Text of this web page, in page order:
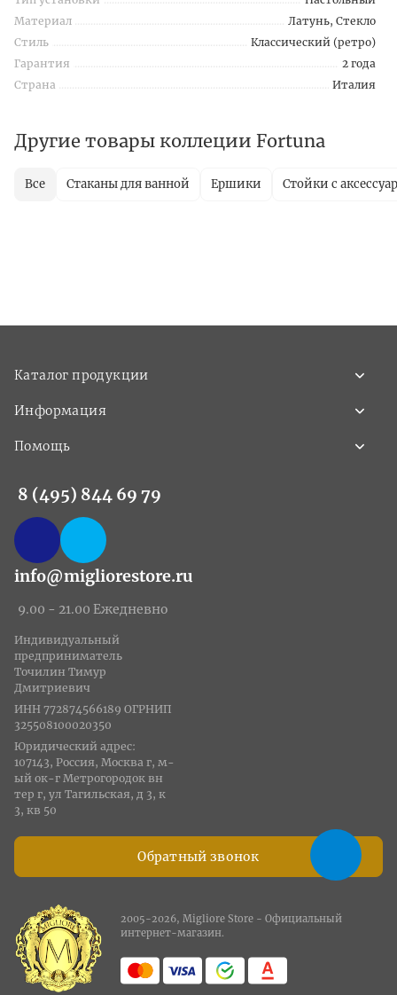
Материал
Латунь, Стекло
Стиль
Классический (ретро)
Гарантия
2 года
Страна
Италия
Другие товары коллеции Fortuna
Все Стаканы для ванной Ершики Стойки с
Каталог продукции
Информация
Помощь
8 (495) 844 69 79
info@migliorestore.ru
9.00 - 21.00 Ежедневно
Обратный звонок
Индивидуальный
предприниматель
Точилин Тимур
Дмитриевич
ИНН 772874566189 ОГРНИП
325508100020350
Юридический адрес:
107143, Россия, Москва г, м-
ый ок-г Метрогородок вн
тер г, ул Тагильская, д 3, к
3, кв 50
2005-2026, Migliore Store - Официальный
интернет-магазин.